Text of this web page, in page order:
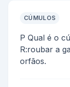
CÚMULOS
P Qual é o
R:roubar a
orfãos.